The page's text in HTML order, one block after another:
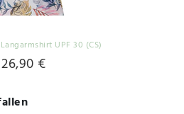
UPF 30 (CS)
26,90 €